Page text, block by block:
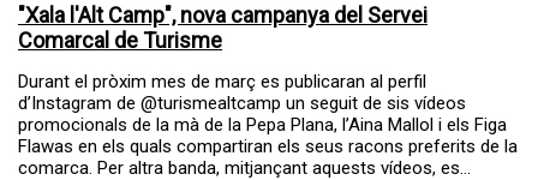
"Xala l'Alt Camp", nova campanya del Servei
Comarcal de Turisme
Durant el pròxim mes de març es publicaran al perfil
d’Instagram de @turismealtcamp un seguit de sis vídeos
promocionals de la mà de la Pepa Plana, l’Aina Mallol i els Figa
Flawas en els quals compartiran els seus racons preferits de la
comarca. Per altra banda, mitjançant aquests vídeos, es...